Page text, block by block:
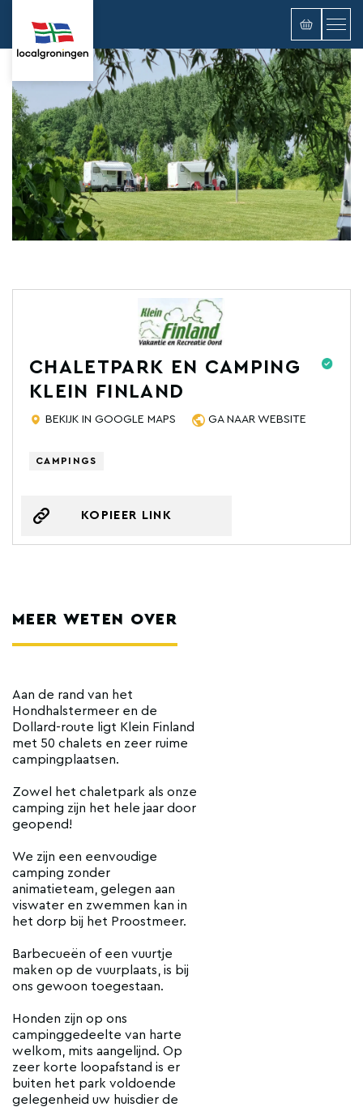
CHALETPARK EN CAMPING
KLEIN FINLAND
BEKIJK IN GOOGLE MAPS GA NAAR WEBSITE
CAMPINGS
KOPIEER LINK
MEER WETEN OVER
Aan de rand van het
Hondhalstermeer en de
Dollard-route ligt Klein Finland
met 50 chalets en zeer ruime
campingplaatsen.
Zowel het chaletpark als onze
camping zijn het hele jaar door
geopend!
We zijn een eenvoudige
camping zonder
animatieteam, gelegen aan
viswater en zwemmen kan in
het dorp bij het Proostmeer.
Barbecueën of een vuurtje
maken op de vuurplaats, is bij
ons gewoon toegestaan.
Honden zijn op ons
campinggedeelte van harte
welkom, mits aangelijnd. Op
zeer korte loopafstand is er
buiten het park voldoende
gelegenheid uw huisdier de